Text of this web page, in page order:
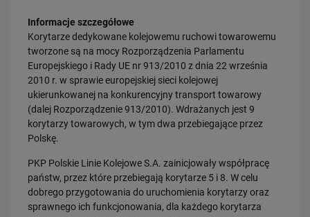
Informacje szczegółowe
Korytarze dedykowane kolejowemu ruchowi towarowemu
tworzone są na mocy Rozporządzenia Parlamentu
Europejskiego i Rady UE nr 913/2010 z dnia 22 września
2010 r. w sprawie europejskiej sieci kolejowej
ukierunkowanej na konkurencyjny transport towarowy
(dalej Rozporządzenie 913/2010). Wdrażanych jest 9
korytarzy towarowych, w tym dwa przebiegające przez
Polskę.
PKP Polskie Linie Kolejowe S.A. zainicjowały współpracę
państw, przez które przebiegają korytarze 5 i 8. W celu
dobrego przygotowania do uruchomienia korytarzy oraz
sprawnego ich funkcjonowania, dla każdego korytarza
23.07.2026
Nowe perony, windy i szybsze pociągi. Polskie Linie Kolejowe S.A.
PRZECZYTAJ